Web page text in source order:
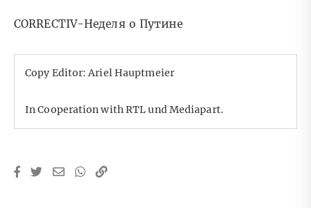
CORRECTIV-Неделя о Путине
Copy Editor: Ariel Hauptmeier
In Cooperation with RTL und Mediapart.